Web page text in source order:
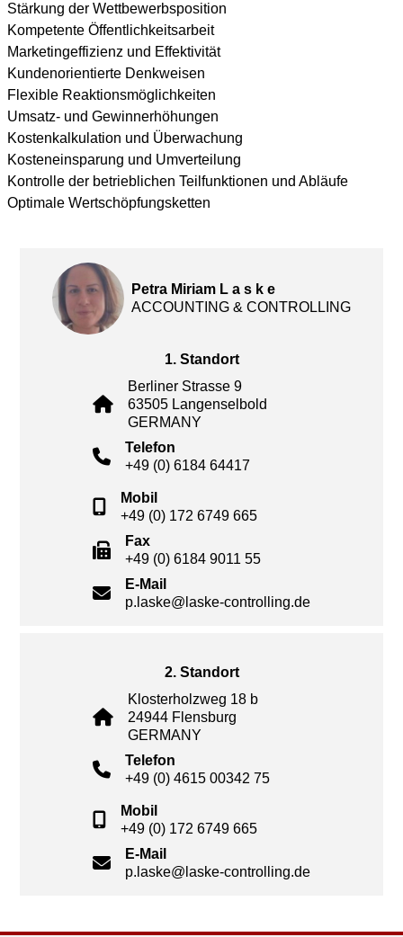
Stärkung der Wettbewerbsposition
Kompetente Öffentlichkeitsarbeit
Marketingeffizienz und Effektivität
Kundenorientierte Denkweisen
Flexible Reaktionsmöglichkeiten
Umsatz- und Gewinnerhöhungen
Kostenkalkulation und Überwachung
Kosteneinsparung und Umverteilung
Kontrolle der betrieblichen Teilfunktionen und Abläufe
Optimale Wertschöpfungsketten
Petra Miriam L a s k e
ACCOUNTING & CONTROLLING
1. Standort
Berliner Strasse 9
63505 Langenselbold
GERMANY
Telefon
+49 (0) 6184 64417
Mobil
+49 (0) 172 6749 665
Fax
+49 (0) 6184 9011 55
E-Mail
p.laske@laske-controlling.de
2. Standort
Klosterholzweg 18 b
24944 Flensburg
GERMANY
Telefon
+49 (0) 4615 00342 75
Mobil
+49 (0) 172 6749 665
E-Mail
p.laske@laske-controlling.de